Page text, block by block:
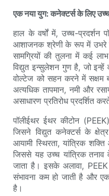
एक नया युग: कनेक्टर्स के लिए
हाल के वर्षों में, उच्च-प्रदर्शन
आशाजनक श्रेणी के रूप में उभरे
सामग्रियों की तुलना में कई
विद्युत इन्सुलेशन गुण है, जो
वोल्टेज को सहन करने में सक्षम
अत्यधिक तापमान, नमी और
असाधारण प्रतिरोध प्रदर्शित
पॉलीईथर ईथर कीटोन
जिसने विद्युत कनेक्टर्स के
आयामी स्थिरता, यांत्रिक
जिससे यह उच्च यांत्रिक
जाता है। इसके अलावा,
संभावना कम हो जाती है और एक
है।